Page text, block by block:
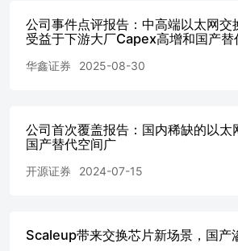
移。 国产算力超节点层出不穷，
发，公司是OISA生态等核心卡位玩
资源池化虚拟化的重要系统形态，
代表的国际先进阵营均采用了交换
国内主要的Scaleup协议包括PCIe、
的自主可控高效开放的GPU卡间互
控以及其他以太网技术路线的CSP超
公司事件点评报告：中高端以太网交
受益于下游大厂Capex高增和国产替
华鑫证券 2025-08-30
公司首次覆盖报告：国内稀缺的以太
国产替代空间广
开源证券 2024-07-15
Scaleup带来交换芯片新场景，国产